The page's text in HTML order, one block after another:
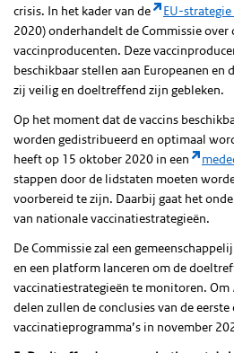
crisis. In het kader van de
EU-
2020) onderhandelt de Commissie
vaccinproducenten. Deze
beschikbaar stellen aan Europeanen en
zij veilig en doeltreffend zijn gebleken.
Op het moment dat de vaccins
worden gedistribueerd en optimaal
heeft op 15 oktober 2020 in een
stappen door de lidstaten moeten
voorbereid te zijn. Daarbij gaat het
van nationale vaccinatiestrategieën.
De Commissie zal een
en een platform lanceren om de
vaccinatiestrategieën te monitoren. Om
delen zullen de conclusies van de
vaccinatieprogramma’s in november